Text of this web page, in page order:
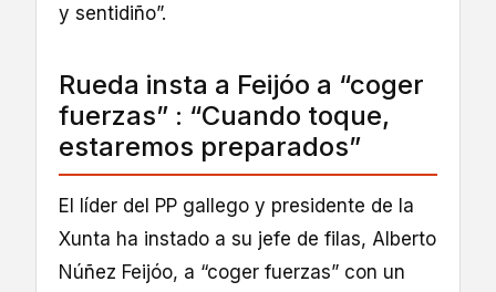
y sentidiño”.
Rueda insta a Feijóo a “coger
fuerzas” : “Cuando toque,
estaremos preparados”
El líder del PP gallego y presidente de la
Xunta ha instado a su jefe de filas, Alberto
Núñez Feijóo, a “coger fuerzas” con un